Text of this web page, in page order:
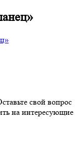
свой вопрос
на интересующие